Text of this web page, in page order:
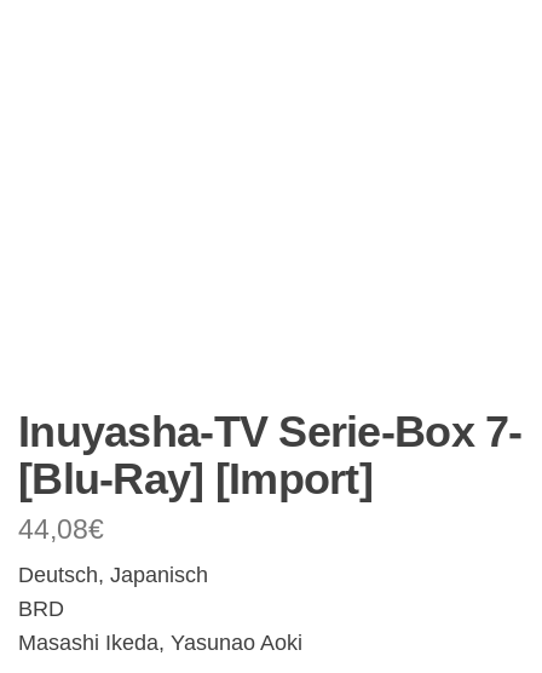
Inuyasha-TV Serie-Box 7-
[Blu-Ray] [Import]
44,08€
Deutsch, Japanisch
BRD
Masashi Ikeda, Yasunao Aoki